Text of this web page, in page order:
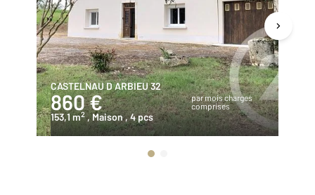
CASTELNAU D ARBIEU 32
860 €
par mois charges
comprises
153,1 m2 , Maison, 4 pcs